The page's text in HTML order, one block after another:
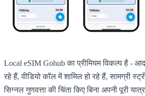
Local eSIM Gohub का प्रीमियम विकल्प है -
रहे हैं, वीडियो कॉल में शामिल हो रहे हैं, सामग्री
सिग्नल गुणवत्ता की चिंता किए बिना अपनी पूरी